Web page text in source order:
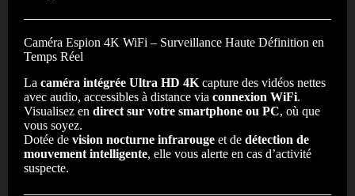
Caméra Espion 4K WiFi – Surveillance Haute Définition en
Temps Réel
La caméra intégrée Ultra HD 4K capture des vidéos nettes
avec audio, accessibles à distance via connexion WiFi.
Visualisez en direct sur votre smartphone ou PC, où que
vous soyez.
Dotée de vision nocturne infrarouge et de détection de
mouvement intelligente, elle vous alerte en cas d’activité
suspecte.